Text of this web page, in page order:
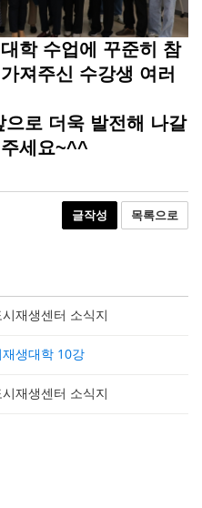
학 수업에 꾸준히 참
져주신 수강생 여러
로 더욱 발전해 나갈
세요~^^
글작성 목록으로
재생센터 소식지
생대학 10강
재생센터 소식지